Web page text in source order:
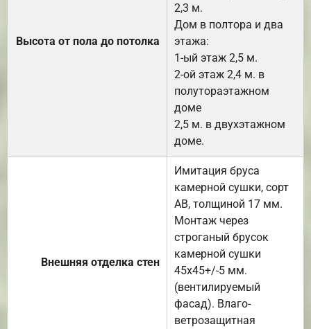
Высота от пола до потолка
2,3 м.
Дом в полтора и два
этажа:
1-ый этаж 2,5 м.
2-ой этаж 2,4 м. в
полутораэтажном
доме
2,5 м. в двухэтажном
доме.
Внешняя отделка стен
Имитация бруса
камерной сушки, сорт
АВ, толщиной 17 мм.
Монтаж через
строганый брусок
камерной сушки
45х45+/-5 мм.
(вентилируемый
фасад). Влаго-
ветрозащитная